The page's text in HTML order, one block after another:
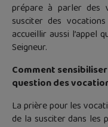
prépare à parler des
susciter des
accueillir aussi l’appel
Seigneur.
Comment
question des
La prière pour les
de la susciter dans les